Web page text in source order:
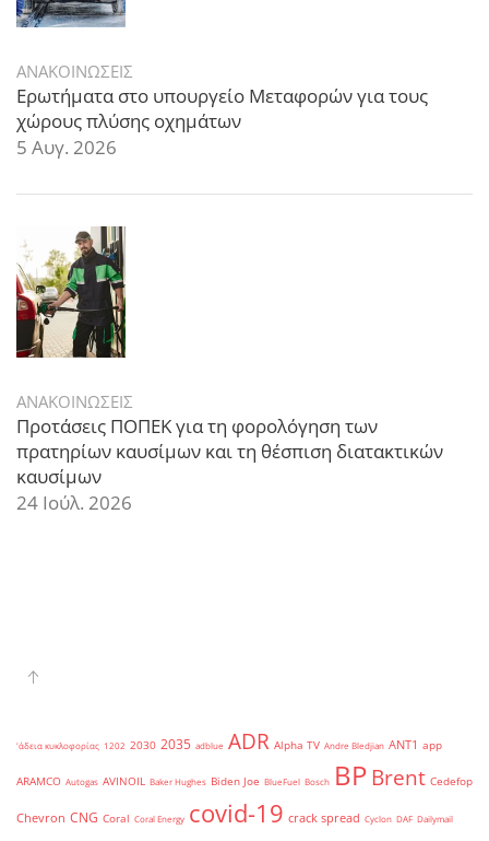
ΑΝΑΚΟΙΝΩΣΕΙΣ
Ερωτήματα στο υπουργείο Μεταφορών για τους
χώρους πλύσης οχημάτων
5 Αυγ. 2026
ΑΝΑΚΟΙΝΩΣΕΙΣ
Προτάσεις ΠΟΠΕΚ για τη φορολόγηση των
πρατηρίων καυσίμων και τη θέσπιση διατακτικών
καυσίμων
24 Ιούλ. 2026
'άδεια κυκλοφορίας 1202 2030 2035 adblue ADR Alpha TV Andre Bledjian ANT1 app
ARAMCO Autogas AVINOIL Baker Hughes Biden Joe BlueFuel Bosch BPBrent Cedefop
Chevron CNG Coral Coral Energy covid-19 crack spread Cyclon DAF Dailymail